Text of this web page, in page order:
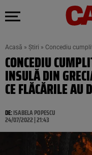
Acasă » Știri » Concediu
CONCEDIU
INSULĂ DIN
CE FLĂCĂRILE AU
DE:ISABELA POPESCU
24/07/2022 | 21:43